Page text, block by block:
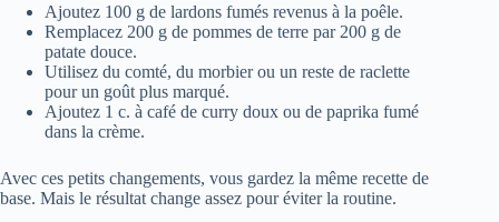
Ajoutez 100 g de lardons fumés revenus à la poêle.
Remplacez 200 g de pommes de terre par 200 g de
patate douce.
Utilisez du comté, du morbier ou un reste de raclette
pour un goût plus marqué.
Ajoutez 1 c. à café de curry doux ou de paprika fumé
dans la crème.
Avec ces petits changements, vous gardez la même recette de
base. Mais le résultat change assez pour éviter la routine.